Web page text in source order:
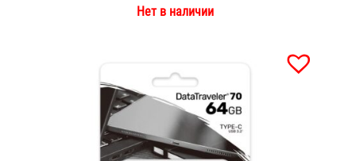
Нет в наличии